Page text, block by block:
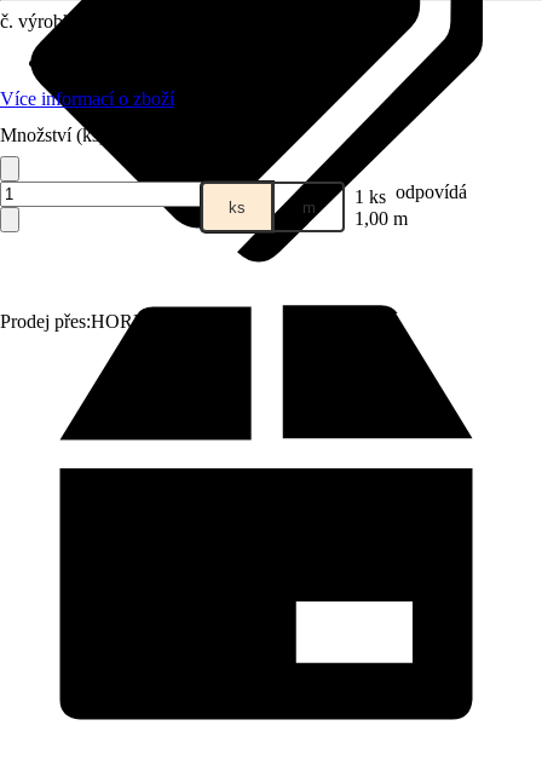
Prodej přes:HORNBACH
č. výrobku
Více informací o zboží
Množství (ks)
ks m 1 ks odpovídá
1,00 m